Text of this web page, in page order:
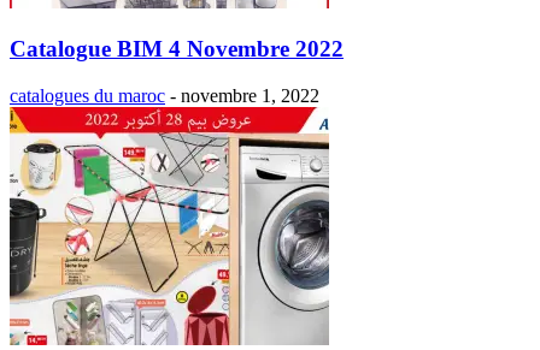
Catalogue BIM 4 Novembre 2022
catalogues du maroc - novembre 1, 2022